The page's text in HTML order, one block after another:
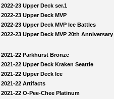
2022-23 Upper Deck ser.1
2022-23 Upper Deck MVP
2022-23 Upper Deck MVP Ice Battles
2022-23 Upper Deck MVP 20th Anniversary
2021-22 Parkhurst Bronze
2021-22 Upper Deck Kraken Seattle
2021-22 Upper Deck Ice
2021-22 Artifacts
2021-22 O-Pee-Chee Platinum